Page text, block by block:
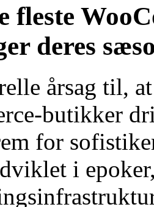
fleste
deres
årsag til,
butikker
for
i